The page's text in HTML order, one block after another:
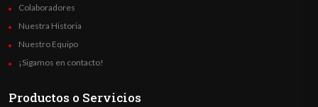
Colaboradores
Nuestra Historia
Nuestro Equipo
¡Sigamos en contacto!
Productos o Servicios